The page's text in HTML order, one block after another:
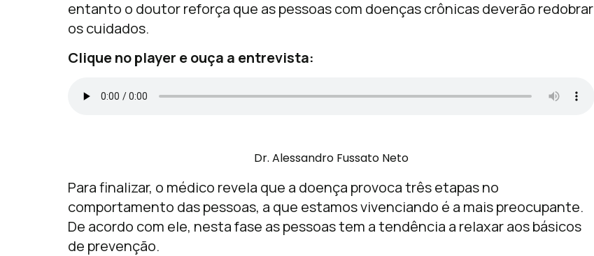
entanto o doutor reforça que as pessoas com doenças crônicas deverão redobrar
os cuidados.
Clique no player e ouça a entrevista:
Dr. Alessandro Fussato Neto
Para finalizar, o médico revela que a doença provoca três etapas no
comportamento das pessoas, a que estamos vivenciando é a mais preocupante.
De acordo com ele, nesta fase as pessoas tem a tendência a relaxar aos básicos
de prevenção.